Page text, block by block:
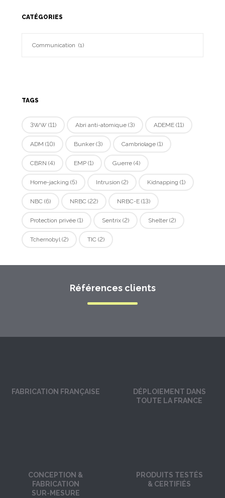
CATÉGORIES
TAGS
3WW(11) Abri anti-atomique(3) ADEME(11)
ADM (10) Bunker(3) Cambriolage(1)
CBRN (4) EMP(1) Guerre(4)
Home-jacking (5) Intrusion (2) Kidnapping (1)
NBC(6) NRBC(22) NRBC-E(13)
Protection privée(1) Sentrix(2) Shelter(2)
Tchernobyl(2) TIC(2)
Références clients
FABRICATION FRANÇAISE
DÉPLOIEMENT DANS
TOUTE LA FRANCE
CONCEPTION &
FABRICATION
SUR-MESURE
PRODUITS TESTÉS
& CERTIFIÉS